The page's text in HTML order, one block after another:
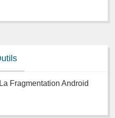
Fragmentation Android